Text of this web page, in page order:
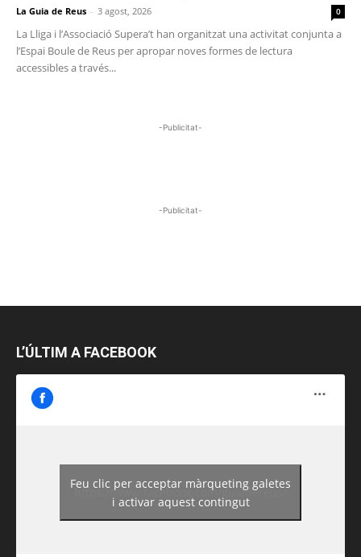
La Guia de Reus - 3 agost, 2026 0
La Lliga i l’Associació Supera’t han organitzat una activitat conjunta a
l’Espai Boule de Reus per apropar noves formes de lectura
accessibles a través...
-Publicitat-
-Publicitat-
L’ÚLTIM A FACEBOOK
https://www.facebook.com/guiadereus/
Feu clic per acceptar màrqueting galetes
i activar aquest contingut